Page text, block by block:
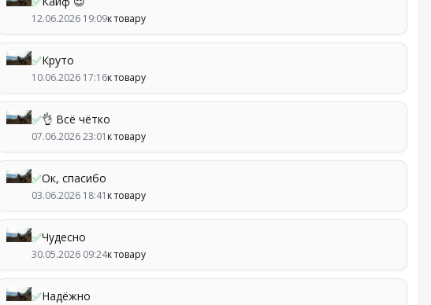
12.06.2026 19:09к товару
✅Круто
10.06.2026 17:16к товару
✅👌 Всё чётко
07.06.2026 23:01 к товару
✅Ок, спасибо
03.06.2026 18:41 к товару
✅Чудесно
30.05.2026 09:24к товару
✅Надёжно